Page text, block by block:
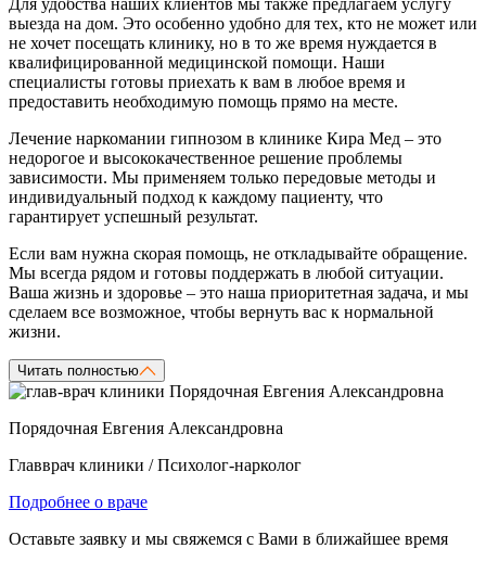
выезда на дом. Это особенно удобно для тех, кто не может или
не хочет посещать клинику, но в то же время нуждается в
квалифицированной медицинской помощи. Наши
специалисты готовы приехать к вам в любое время и
предоставить необходимую помощь прямо на месте.
Лечение наркомании гипнозом в клинике Кира Мед – это
недорогое и высококачественное решение проблемы
зависимости. Мы применяем только передовые методы и
индивидуальный подход к каждому пациенту, что
гарантирует успешный результат.
Если вам нужна скорая помощь, не откладывайте обращение.
Мы всегда рядом и готовы поддержать в любой ситуации.
Ваша жизнь и здоровье – это наша приоритетная задача, и мы
сделаем все возможное, чтобы вернуть вас к нормальной
жизни.
Читать полностью
Порядочная Евгения Александровна
Главврач клиники / Психолог-нарколог
Подробнее о враче
Оставьте заявку и мы свяжемся с Вами в ближайшее время